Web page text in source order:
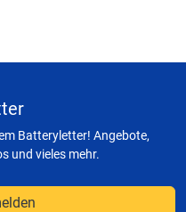
Batteryletter! Angebote,
und vieles mehr.